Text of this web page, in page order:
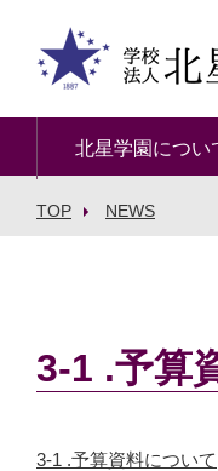
北星学園につい
TOP NEWS
3-1 .予算
3-1 .予算資料について